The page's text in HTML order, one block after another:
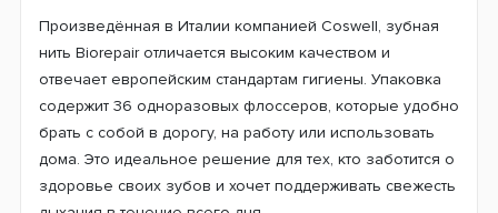
Произведённая в Италии компанией Coswell, зубная
нить Biorepair отличается высоким качеством и
отвечает европейским стандартам гигиены. Упаковка
содержит 36 одноразовых флоссеров, которые удобно
брать с собой в дорогу, на работу или использовать
дома. Это идеальное решение для тех, кто заботится о
здоровье своих зубов и хочет поддерживать свежесть